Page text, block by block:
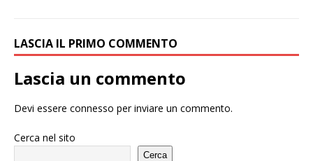
LASCIA IL PRIMO COMMENTO
Lascia un commento
Devi essere connesso per inviare un commento.
Cerca nel sito
Cerca